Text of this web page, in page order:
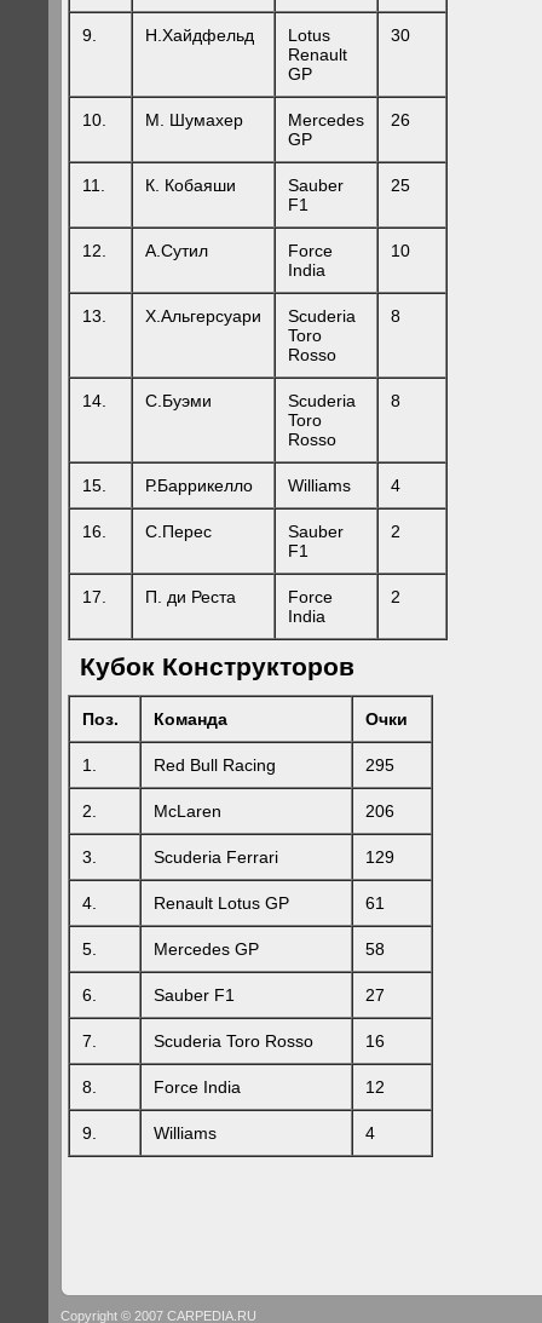
9. Н.Хайдфельд
Lotus
Renault
GP
30
10. М. Шумахер
Mercedes
GP
26
11. К. Кобаяши
Sauber
F1
25
12. А.Сутил
Force
India
10
13. Х.Альгерсуари
Scuderia
Toro
Rosso
8
14. С.Буэми
Scuderia
Toro
Rosso
8
15. Р.Баррикелло Williams 4
16. C.Перес
Sauber
F1
2
17. П. ди Реста
Force
India
2
Кубок Конструкторов
Поз. Команда Очки
1. Red Bull Racing 295
2. McLaren 206
3. Scuderia Ferrari 129
4. Renault Lotus GP 61
5. Mercedes GP 58
6. Sauber F1 27
7. Scuderia Toro Rosso 16
8. Force India 12
9. Williams 4
Copyright © 2007 CARPEDIA.RU